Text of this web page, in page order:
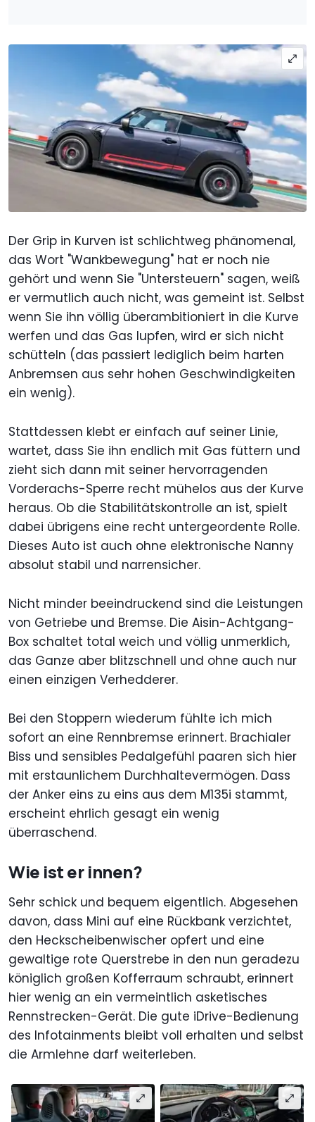
Der Grip in Kurven ist schlichtweg phänomenal,
das Wort "Wankbewegung" hat er noch nie
gehört und wenn Sie "Untersteuern" sagen, weiß
er vermutlich auch nicht, was gemeint ist. Selbst
wenn Sie ihn völlig überambitioniert in die Kurve
werfen und das Gas lupfen, wird er sich nicht
schütteln (das passiert lediglich beim harten
Anbremsen aus sehr hohen Geschwindigkeiten
ein wenig).
Stattdessen klebt er einfach auf seiner Linie,
wartet, dass Sie ihn endlich mit Gas füttern und
zieht sich dann mit seiner hervorragenden
Vorderachs-Sperre recht mühelos aus der Kurve
heraus. Ob die Stabilitätskontrolle an ist, spielt
dabei übrigens eine recht untergeordente Rolle.
Dieses Auto ist auch ohne elektronische Nanny
absolut stabil und narrensicher.
Nicht minder beeindruckend sind die Leistungen
von Getriebe und Bremse. Die Aisin-Achtgang-
Box schaltet total weich und völlig unmerklich,
das Ganze aber blitzschnell und ohne auch nur
einen einzigen Verhedderer.
Bei den Stoppern wiederum fühlte ich mich
sofort an eine Rennbremse erinnert. Brachialer
Biss und sensibles Pedalgefühl paaren sich hier
mit erstaunlichem Durchhaltevermögen. Dass
der Anker eins zu eins aus dem M135i stammt,
erscheint ehrlich gesagt ein wenig
überraschend.
Wie ist er innen?
Sehr schick und bequem eigentlich. Abgesehen
davon, dass Mini auf eine Rückbank verzichtet,
den Heckscheibenwischer opfert und eine
gewaltige rote Querstrebe in den nun geradezu
königlich großen Kofferraum schraubt, erinnert
hier wenig an ein vermeintlich asketisches
Rennstrecken-Gerät. Die gute iDrive-Bedienung
des Infotainments bleibt voll erhalten und selbst
die Armlehne darf weiterleben.